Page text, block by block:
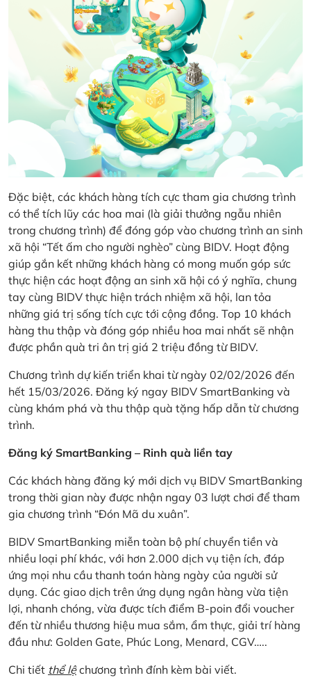
Đặc biệt, các khách hàng tích cực tham gia chương trình
có thể tích lũy các hoa mai (là giải thưởng ngẫu nhiên
trong chương trình) để đóng góp vào chương trình an sinh
xã hội “Tết ấm cho người nghèo” cùng BIDV. Hoạt động
giúp gắn kết những khách hàng có mong muốn góp sức
thực hiện các hoạt động an sinh xã hội có ý nghĩa, chung
tay cùng BIDV thực hiện trách nhiệm xã hội, lan tỏa
những giá trị sống tích cực tới cộng đồng. Top 10 khách
hàng thu thập và đóng góp nhiều hoa mai nhất sẽ nhận
được phần quà tri ân trị giá 2 triệu đồng từ BIDV.
Chương trình dự kiến triển khai từ ngày 02/02/2026 đến
hết 15/03/2026. Đăng ký ngay BIDV SmartBanking và
cùng khám phá và thu thập quà tặng hấp dẫn từ chương
trình.
Đăng ký SmartBanking – Rinh quà liền tay
Các khách hàng đăng ký mới dịch vụ BIDV SmartBanking
trong thời gian này được nhận ngay 03 lượt chơi để tham
gia chương trình “Đón Mã du xuân”.
BIDV SmartBanking miễn toàn bộ phí chuyển tiền và
nhiều loại phí khác, với hơn 2.000 dịch vụ tiện ích, đáp
ứng mọi nhu cầu thanh toán hàng ngày của người sử
dụng. Các giao dịch trên ứng dụng ngân hàng vừa tiện
lợi, nhanh chóng, vừa được tích điểm B-poin đổi voucher
đến từ nhiều thương hiệu mua sắm, ẩm thực, giải trí hàng
đầu như: Golden Gate, Phúc Long, Menard, CGV…..
Chi tiết thể lệchương trình đính kèm bài viết.